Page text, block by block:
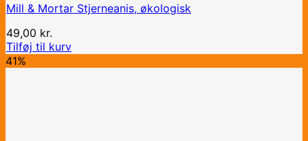
Mill & Mortar Stjerneanis, økologisk
49,00 kr.
Tilføj til kurv
41%